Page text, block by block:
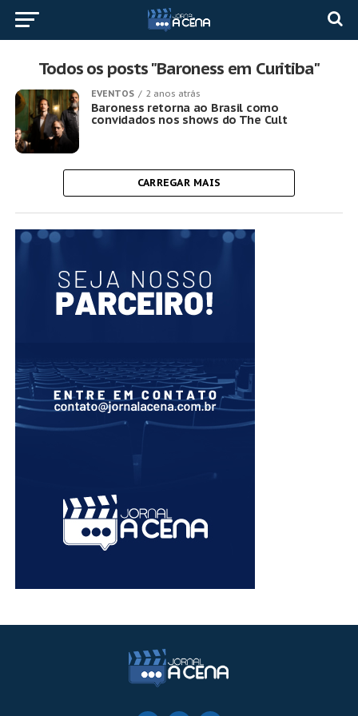
Todos os posts "Baroness em Curitiba"
EVENTOS 2 anos atrás
Baroness retorna ao Brasil como
convidados nos shows do The Cult
CARREGAR MAIS